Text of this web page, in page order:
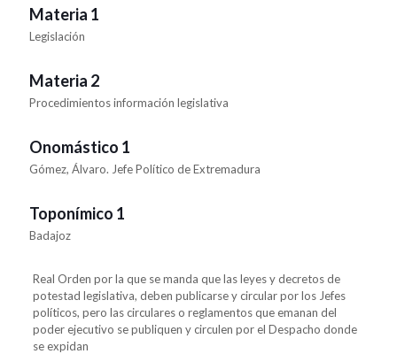
Materia 1
Legislación
Materia 2
Procedimientos información legislativa
Onomástico 1
Gómez, Álvaro. Jefe Político de Extremadura
Toponímico 1
Badajoz
Real Orden por la que se manda que las leyes y decretos de
potestad legislativa, deben publicarse y circular por los Jefes
políticos, pero las circulares o reglamentos que emanan del
poder ejecutivo se publiquen y circulen por el Despacho donde
se expidan